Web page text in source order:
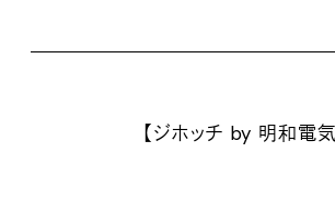
【ジホッチ by 明和電気